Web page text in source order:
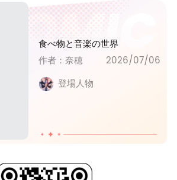
食べ物と音楽の世界
作者：奈穂
2026/07/06
登場人物